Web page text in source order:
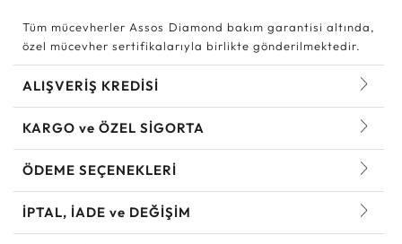
Tüm mücevherler Assos Diamond bakım garantisi altında,
özel mücevher sertifikalarıyla birlikte gönderilmektedir.
ALIŞVERİŞ KREDİSİ
KARGO ve ÖZEL SİGORTA
ÖDEME SEÇENEKLERİ
İPTAL, İADE ve DEĞİŞİM